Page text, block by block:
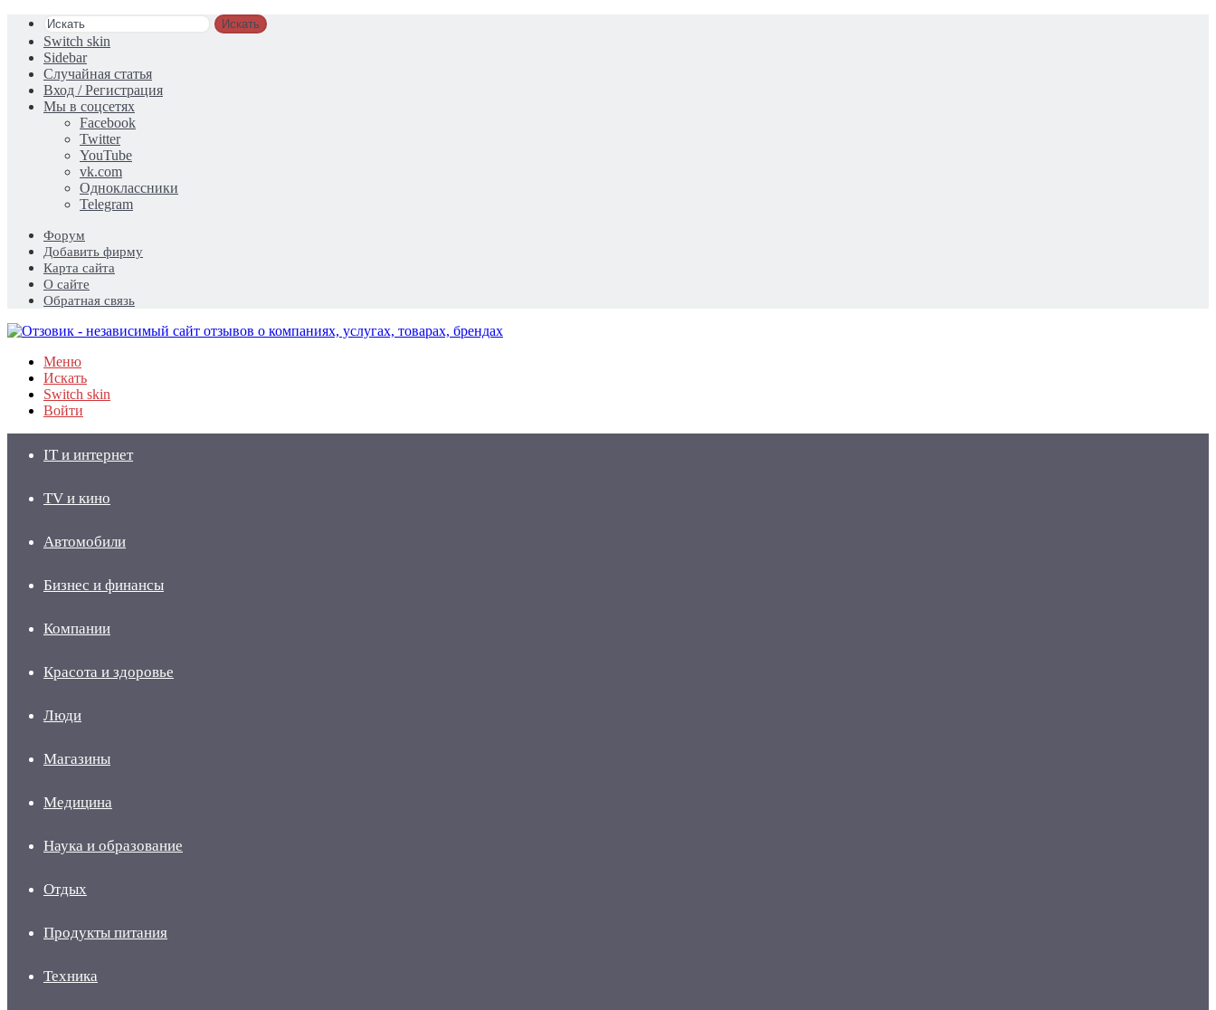
Искать
Switch skin
Sidebar
Случайная статья
Вход / Регистрация
Мы в соцсетях
Facebook
Twitter
YouTube
vk.com
Одноклассники
Telegram
Форум
Добавить фирму
Карта сайта
О сайте
Обратная связь
Меню
Искать
Switch skin
Войти
IT и интернет
TV и кино
Автомобили
Бизнес и финансы
Компании
Красота и здоровье
Люди
Магазины
Медицина
Наука и образование
Отдых
Продукты питания
Техника